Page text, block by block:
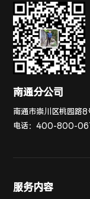
南通分公司
南通市崇川区桃园路
电话：400-800-
服务内容